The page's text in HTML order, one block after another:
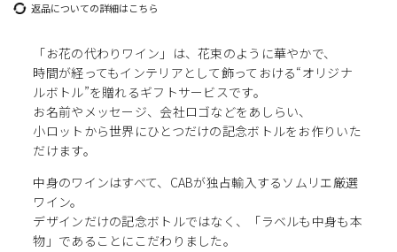
返品についての詳細はこちら
「お花の代わりワイン」は、花束のように華やかで、
時間が経ってもインテリアとして飾っておける“オリジナ
ルボトル”を贈れるギフトサービスです。
お名前やメッセージ、会社ロゴなどをあしらい、
小ロットから世界にひとつだけの記念ボトルをお作りいた
だけます。
中身のワインはすべて、CABが独占輸入するソムリエ厳選
ワイン。
デザインだけの記念ボトルではなく、「ラベルも中身も本
物」であることにこだわりました。